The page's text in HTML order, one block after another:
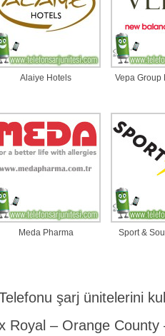
Alaiye Hotels Vepa Group
Meda Pharma Sport &
şarj ünitelerini
Royal – Orange